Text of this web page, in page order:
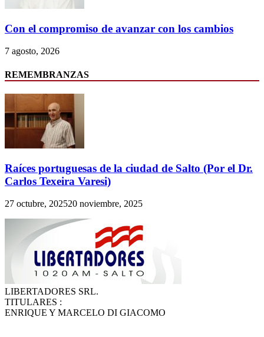
Con el compromiso de avanzar con los cambios
7 agosto, 2026
REMEMBRANZAS
Raíces portuguesas de la ciudad de Salto (Por el Dr.
Carlos Texeira Varesi)
27 octubre, 202520 noviembre, 2025
LIBERTADORES SRL.
TITULARES :
ENRIQUE Y MARCELO DI GIACOMO